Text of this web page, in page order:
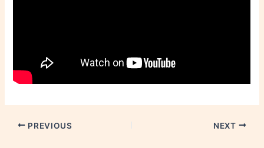
PREVIOUS NEXT